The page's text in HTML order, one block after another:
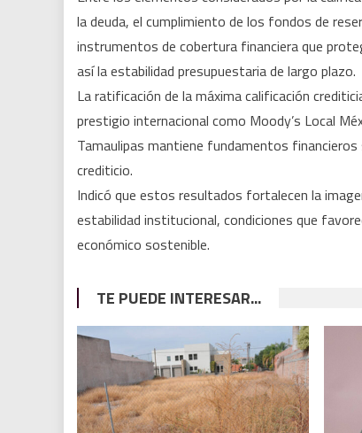
la deuda, el cumplimiento de los fondos de
instrumentos de cobertura financiera que
así la estabilidad presupuestaria de largo plazo.
La ratificación de la máxima calificación
prestigio internacional como Moody’s Local
Tamaulipas mantiene fundamentos financieros
crediticio.
Indicó que estos resultados fortalecen la
estabilidad institucional, condiciones que
económico sostenible.
TE PUEDE INTERESAR...